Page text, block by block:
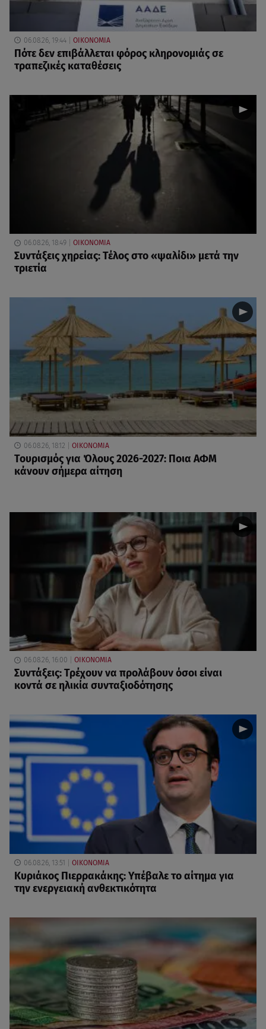
06.08.26, 19:44 ΟΙΚΟΝΟΜΙΑ
Πότε δεν επιβάλλεται φόρος κληρονομιάς σε
τραπεζικές καταθέσεις
06.08.26, 18:49 ΟΙΚΟΝΟΜΙΑ
Συντάξεις χηρείας: Τέλος στο «ψαλίδι» μετά την
τριετία
06.08.26, 18:12 ΟΙΚΟΝΟΜΙΑ
Τουρισμός για Όλους 2026-2027: Ποια ΑΦΜ
κάνουν σήμερα αίτηση
06.08.26, 16:00 ΟΙΚΟΝΟΜΙΑ
Συντάξεις: Τρέχουν να προλάβουν όσοι είναι
κοντά σε ηλικία συνταξιοδότησης
06.08.26, 13:51 ΟΙΚΟΝΟΜΙΑ
Κυριάκος Πιερρακάκης: Υπέβαλε το αίτημα για
την ενεργειακή ανθεκτικότητα